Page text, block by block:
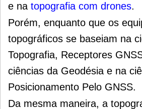
e na topografia com drones.
Porém, enquanto que os
topográficos se baseiam na
Topografia, Receptores
ciências da Geodésia e na
Posicionamento Pelo GNSS.
Da mesma maneira, a